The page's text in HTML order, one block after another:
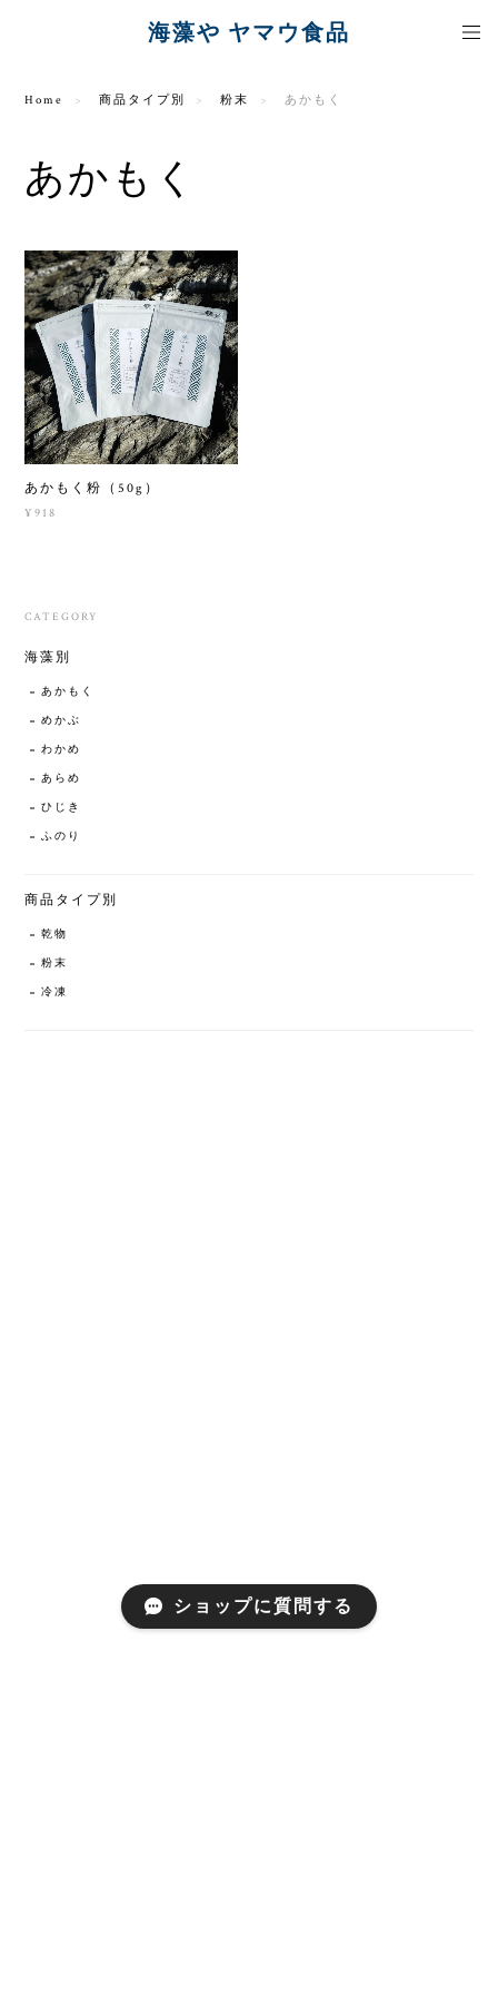
海藻や ヤマウ食品
Home 商品タイプ別 粉末 あかもく
あかもく
あかもく粉（50g）
¥918
CATEGORY
海藻別
あかもく
めかぶ
わかめ
あらめ
ひじき
ふのり
商品タイプ別
乾物
粉末
冷凍
ショップに質問する